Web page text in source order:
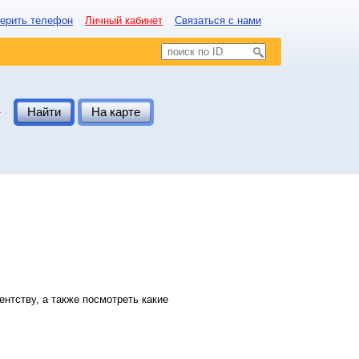
телефон Личный кабинет Связаться с нами
Найти На карте
а также посмотреть какие